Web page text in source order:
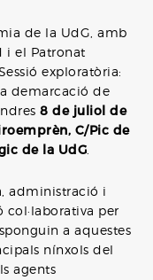
de la UdG, amb
i el Patronat
exploratòria:
demarcació de
8 de juliol de
C/Pic de
de la UdG
administració i
col·laborativa per
a aquestes
nínxols del
agents